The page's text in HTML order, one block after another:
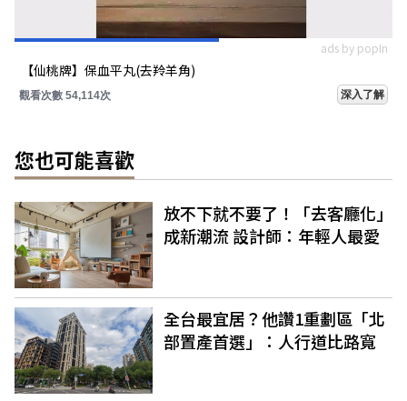
ads by popIn
【仙桃牌】保血平丸(去羚羊角)
觀看次數 54,114次 深入了解
您也可能喜歡
放不下就不要了！「去客廳化」
成新潮流 設計師：年輕人最愛
全台最宜居？他讚1重劃區「北
部置產首選」：人行道比路寬